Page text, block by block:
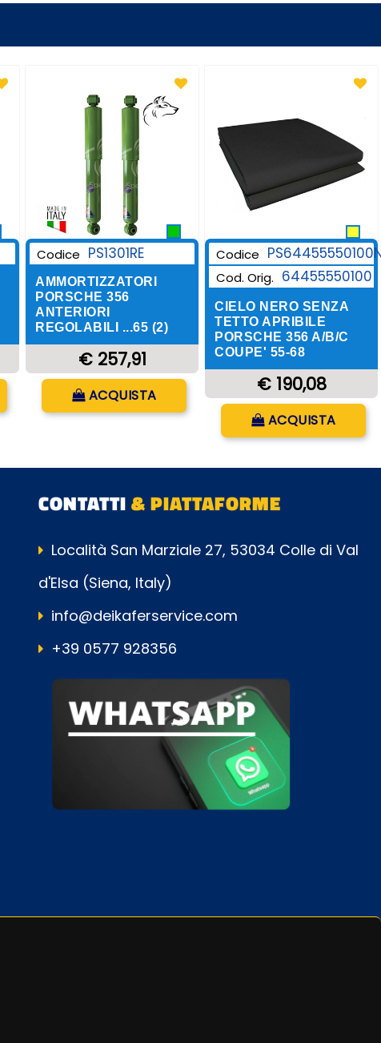
Codice PS1301RE
AMMORTIZZATORI
PORSCHE 356
ANTERIORI
REGOLABILI ...65 (2)
€ 257,91
Quantità
ACQUISTA
Codice
Cod. Orig. 64455550100
CIELO NERO SENZA
TETTO APRIBILE
PORSCHE 356 A/B/C
COUPE' 55-68
€ 190,08
Quantità
ACQUISTA
CONTATTI& PIATTAFORME
Località San Marziale 27, 53034 Colle di Val
d'Elsa (Siena, Italy)
info@deikaferservice.com
+39 0577 928356